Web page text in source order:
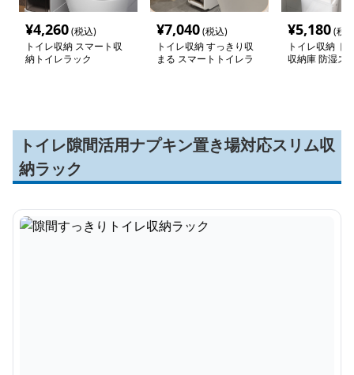
¥4,260(税込)
トイレ収納 スマート収
納トイレラック
¥7,040(税込)
トイレ収納 すっきり収
まる スマートトイレラ
¥5,180(税
トイレ収納 ト
収納庫 防湿ス
トイレ隙間活用ナプキン置き場対応スリム収
納ラック